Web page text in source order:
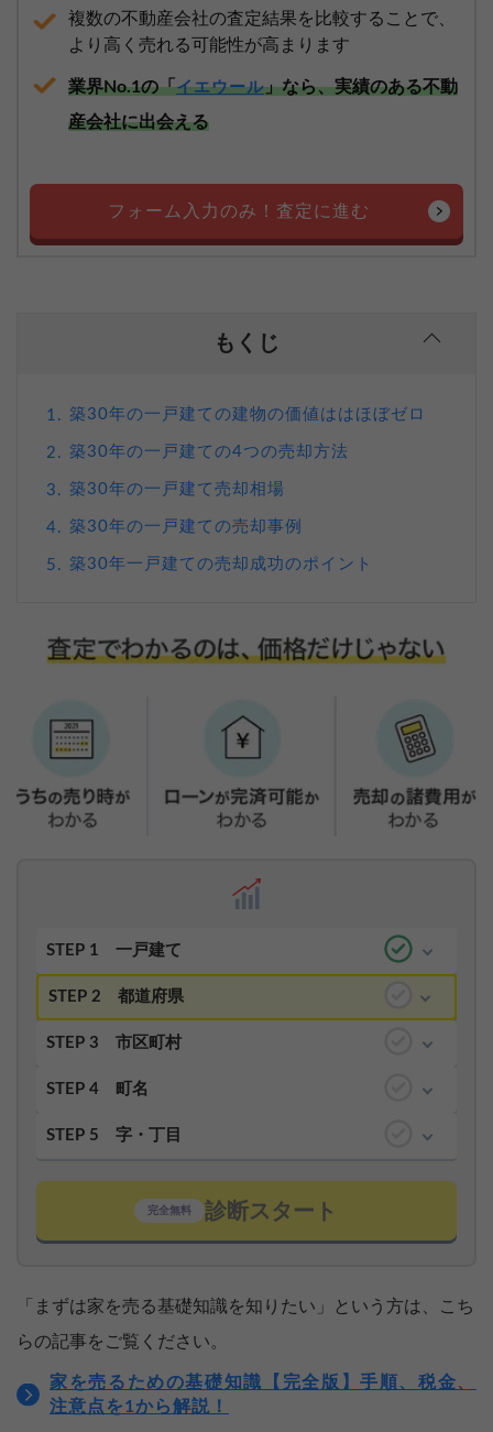
複数の不動産会社の査定結果を比較することで、
より高く売れる可能性が高まります
業界No.1の「イエウール」なら、実績のある不動
産会社に出会える
フォーム入力のみ！査定に進む
もくじ
1. 築30年の一戸建ての建物の価値ははほぼゼロ
2. 築30年の一戸建ての4つの売却方法
3. 築30年の一戸建て売却相場
4. 築30年の一戸建ての売却事例
5. 築30年一戸建ての売却成功のポイント
STEP 1 一戸建て
STEP 2 都道府県
STEP 3 市区町村
STEP 4 町名
STEP 5 字・丁目
完全無料 診断スタート
「まずは家を売る基礎知識を知りたい」という方は、こち
らの記事をご覧ください。
家を売るための基礎知識【完全版】手順、税金、
注意点を1から解説！